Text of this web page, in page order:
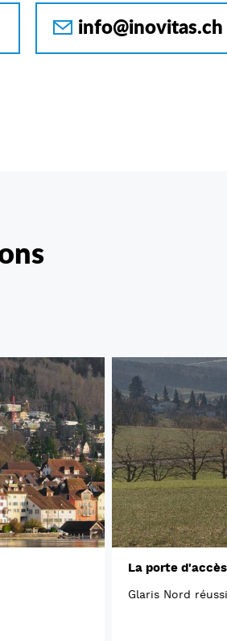
info@inovitas.ch
La porte
Glaris Nord